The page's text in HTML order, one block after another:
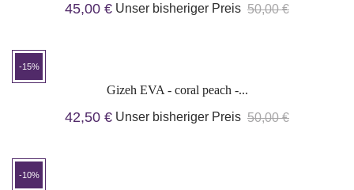
45,00 € Unser bisheriger Preis 50,00 €
-15%
Gizeh EVA - coral peach -...
42,50 € Unser bisheriger Preis 50,00 €
-10%